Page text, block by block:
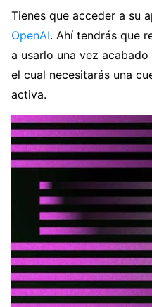
Tienes que acceder a su
OpenAI. Ahí tendrás que
a usarlo una vez
el cual necesitarás una
activa.